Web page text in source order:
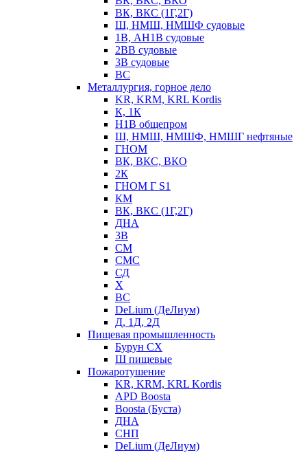
ВК, ВКС (1Г,2Г)
Ш, НМШ, НМШФ судовые
1В, АН1В судовые
2ВВ судовые
3В судовые
ВС
Металлургия, горное дело
KR, KRM, KRL Kordis
К, 1К
Н1В общепром
Ш, НМШ, НМШФ, НМШГ нефтяные
ГНОМ
ВК, ВКС, ВКО
2К
ГНОМ Г S1
КМ
ВК, ВКС (1Г,2Г)
ДНА
3В
СМ
СМС
СД
Х
ВС
DeLium (ДеЛиум)
Д, 1Д, 2Д
Пищевая промышленность
Бурун СХ
Ш пищевые
Пожаротушение
KR, KRM, KRL Kordis
APD Boosta
Boosta (Буста)
ДНА
СНП
DeLium (ДеЛиум)